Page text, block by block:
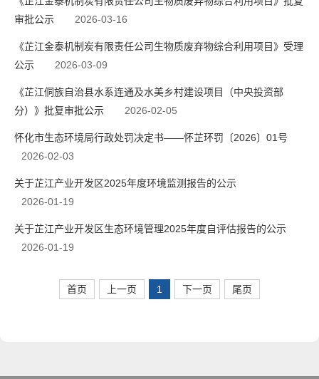
审批公示
2026-03-16
《芷江金泰机制炭有限责任公司生物质废弃物综合利用项目》受理
公示
2026-03-09
《芷江侗族自治县水系连通及水美乡村建设项目（中央投资部
分）》批复审批公示
2026-02-05
怀化市生态环境局行政处罚决定书——怀芷环罚〔2026〕01号
2026-02-03
关于芷江产业开发区2025年度环境监测报告的公示
2026-01-19
关于芷江产业开发区生态环境管理2025年度自评估报告的公示
2026-01-19
首页 上一页 1 下一页 尾页